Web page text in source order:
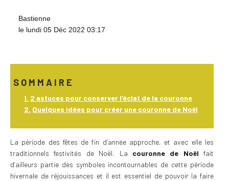
Bastienne
le lundi 05 Déc 2022 03:17
SOMMAIRE
2 astuces pour conserver l’éclat de la couronne
Quelques idées pour créer une couronne de Noël
La période des fêtes de fin d’année approche, et avec elle les
traditionnels festivités de Noël. La couronne de Noël fait
d’ailleurs partie des symboles incontournables de cette période
hivernale de réjouissances et il est essentiel de pouvoir la faire